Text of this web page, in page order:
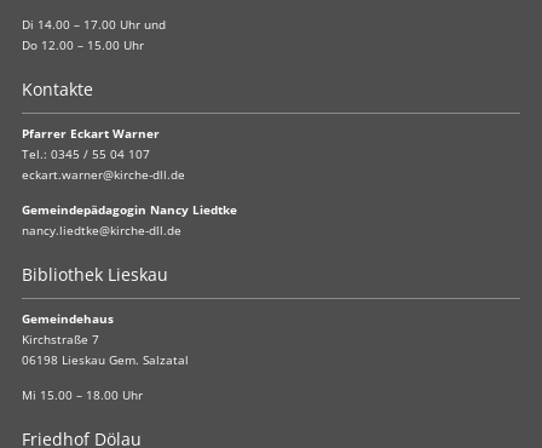
Di 14.00 – 17.00 Uhr und
Do 12.00 – 15.00 Uhr
Kontakte
Pfarrer Eckart Warner
Tel.: 0345 / 55 04 107
eckart.warner@kirche-dll.de
Gemeindepädagogin Nancy Liedtke
nancy.liedtke@kirche-dll.de
Bibliothek Lieskau
Gemeindehaus
Kirchstraße 7
06198 Lieskau Gem. Salzatal
Mi 15.00 – 18.00 Uhr
Friedhof Dölau